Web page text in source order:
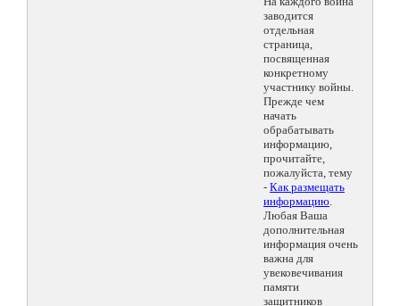
заводится
отдельная
страница,
посвященная
конкретному
участнику войны.
Прежде чем
начать
обрабатывать
информацию,
прочитайте,
пожалуйста, тему
- Как размещать
информацию.
Любая Ваша
дополнительная
информация очень
важна для
увековечивания
памяти
защитников